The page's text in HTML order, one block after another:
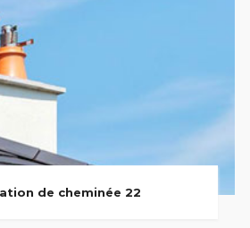
de cheminée 22